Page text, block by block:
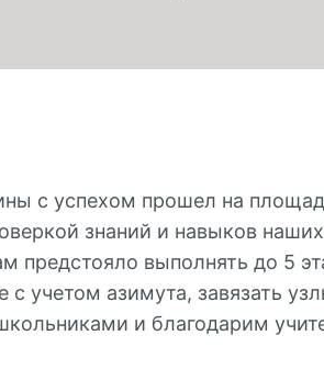
с успехом прошел на
знаний и навыков наших
предстояло выполнять до 5
учетом азимута, завязать
и благодарим